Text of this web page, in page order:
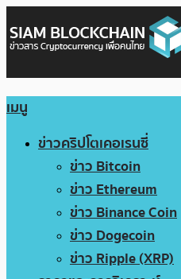
เมนู
ข่าวคริปโตเคอเรนซี่
ข่าว Bitcoin
ข่าว Ethereum
ข่าว Binance Coin
ข่าว Dogecoin
ข่าว Ripple (XRP)